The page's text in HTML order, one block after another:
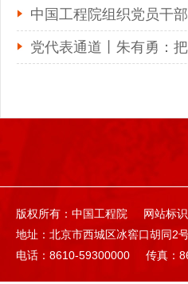
中国工程院组织党员干
党代表通道丨朱有勇：
版权所有：中国工程院 网站标
地址：北京市西城区冰窖口胡同2
电话：8610-59300000
传真：